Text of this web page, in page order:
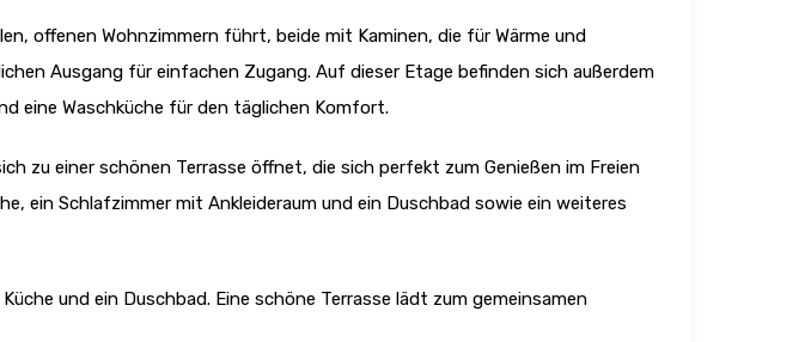
offenen Wohnzimmern führt, beide mit Kaminen, die für Wärme und
Ausgang für einfachen Zugang. Auf dieser Etage befinden sich außerdem
eine Waschküche für den täglichen Komfort.
zu einer schönen Terrasse öffnet, die sich perfekt zum Genießen im Freien
ein Schlafzimmer mit Ankleideraum und ein Duschbad sowie ein weiteres
und ein Duschbad. Eine schöne Terrasse lädt zum gemeinsamen